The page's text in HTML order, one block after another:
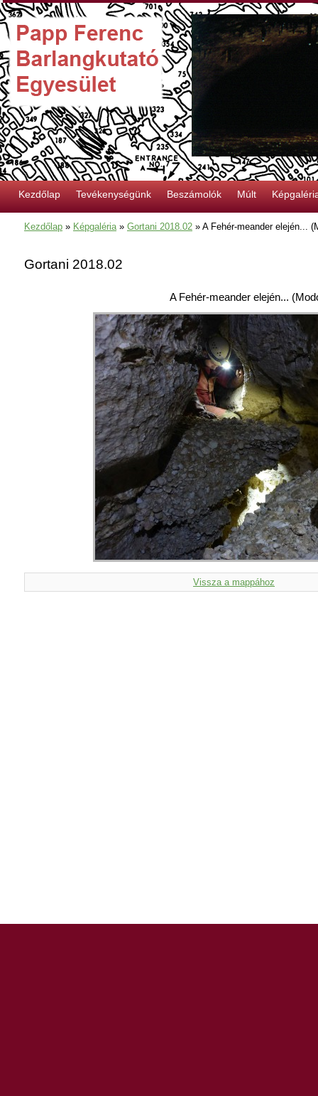
Kezdőlap Tevékenységünk Beszámolók Múlt
Kezdőlap » Képgaléria» Gortani 2018.02 » A Fehér-meander elején...
Gortani 2018.02
A Fehér-meander elején...
Vissza a mappához